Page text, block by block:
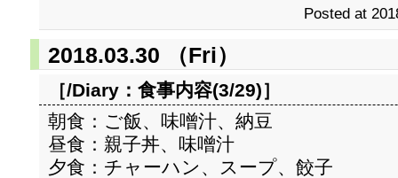
Posted at
2018.03.30 （Fri）
［/Diary： 食事内容(3/29)］
朝食：ご飯、味噌汁、納豆
昼食：親子丼、味噌汁
夕食：チャーハン、スープ、餃子